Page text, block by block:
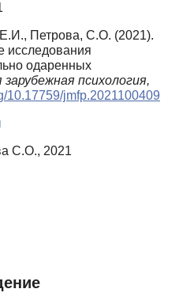
Петрова, С.О. (2021).
одаренных
психология,
10.17759/jmfp.2021100409
С.О., 2021